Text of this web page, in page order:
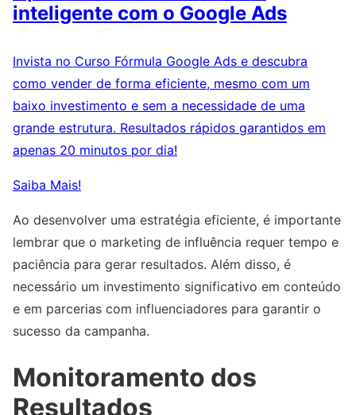
inteligente com o Google Ads
Invista no Curso Fórmula Google Ads e descubra
como vender de forma eficiente, mesmo com um
baixo investimento e sem a necessidade de uma
grande estrutura. Resultados rápidos garantidos em
apenas 20 minutos por dia!
Saiba Mais!
Ao desenvolver uma estratégia eficiente, é importante
lembrar que o marketing de influência requer tempo e
paciência para gerar resultados. Além disso, é
necessário um investimento significativo em conteúdo
e em parcerias com influenciadores para garantir o
sucesso da campanha.
Monitoramento dos
Resultados